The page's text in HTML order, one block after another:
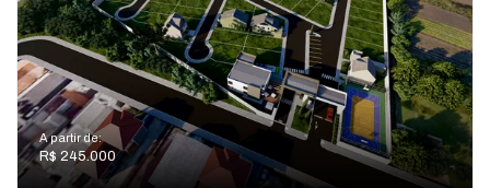
A partir de:
R$ 245.000